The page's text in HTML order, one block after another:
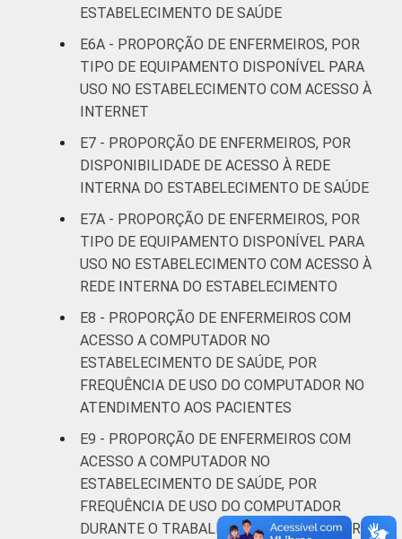
ESTABELECIMENTO DE SAÚDE
E6A - PROPORÇÃO DE ENFERMEIROS, POR
TIPO DE EQUIPAMENTO DISPONÍVEL PARA
USO NO ESTABELECIMENTO COM ACESSO À
INTERNET
E7 - PROPORÇÃO DE ENFERMEIROS, POR
DISPONIBILIDADE DE ACESSO À REDE
INTERNA DO ESTABELECIMENTO DE SAÚDE
E7A - PROPORÇÃO DE ENFERMEIROS, POR
TIPO DE EQUIPAMENTO DISPONÍVEL PARA
USO NO ESTABELECIMENTO COM ACESSO À
REDE INTERNA DO ESTABELECIMENTO
E8 - PROPORÇÃO DE ENFERMEIROS COM
ACESSO A COMPUTADOR NO
ESTABELECIMENTO DE SAÚDE, POR
FREQUÊNCIA DE USO DO COMPUTADOR NO
ATENDIMENTO AOS PACIENTES
E9 - PROPORÇÃO DE ENFERMEIROS COM
ACESSO A COMPUTADOR NO
ESTABELECIMENTO DE SAÚDE, POR
FREQUÊNCIA DE USO DO COMPUTADOR
DURANTE O TRABALHO COMO ENFERMEIRO